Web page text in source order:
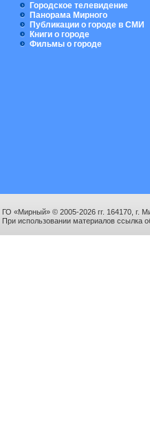
Городское телевидение
Панорама Мирного
Публикации о городе в СМИ
Книги о городе
Фильмы о городе
ГО «Мирный» © 2005-2026 гг. 164170, г.
При использовании материалов ссылка